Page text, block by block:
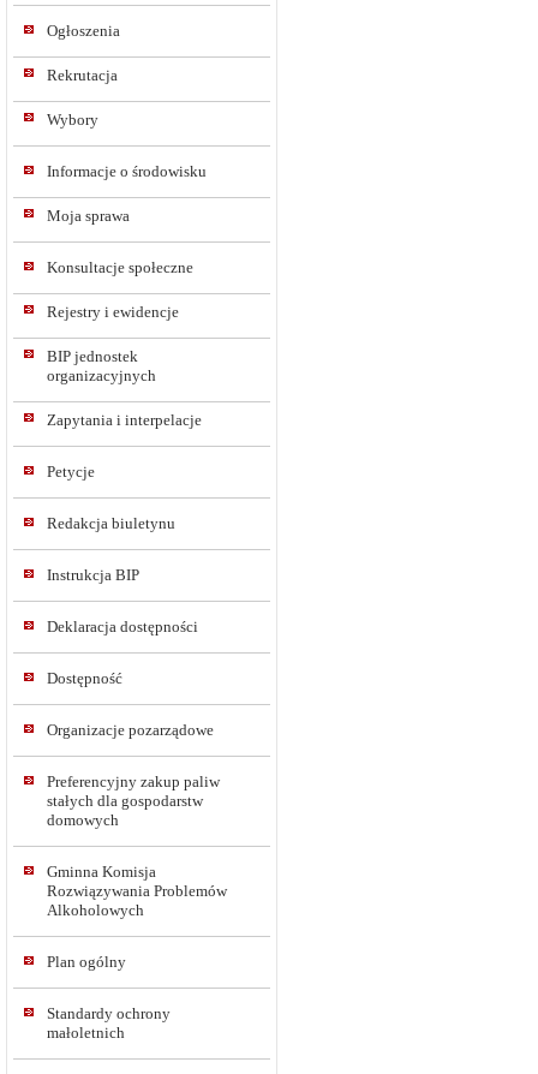
Ogłoszenia
Rekrutacja
Wybory
Informacje o środowisku
Moja sprawa
Konsultacje społeczne
Rejestry i ewidencje
BIP jednostek
organizacyjnych
Zapytania i interpelacje
Petycje
Redakcja biuletynu
Instrukcja BIP
Deklaracja dostępności
Dostępność
Organizacje pozarządowe
Preferencyjny zakup paliw
stałych dla gospodarstw
domowych
Gminna Komisja
Rozwiązywania Problemów
Alkoholowych
Plan ogólny
Standardy ochrony
małoletnich